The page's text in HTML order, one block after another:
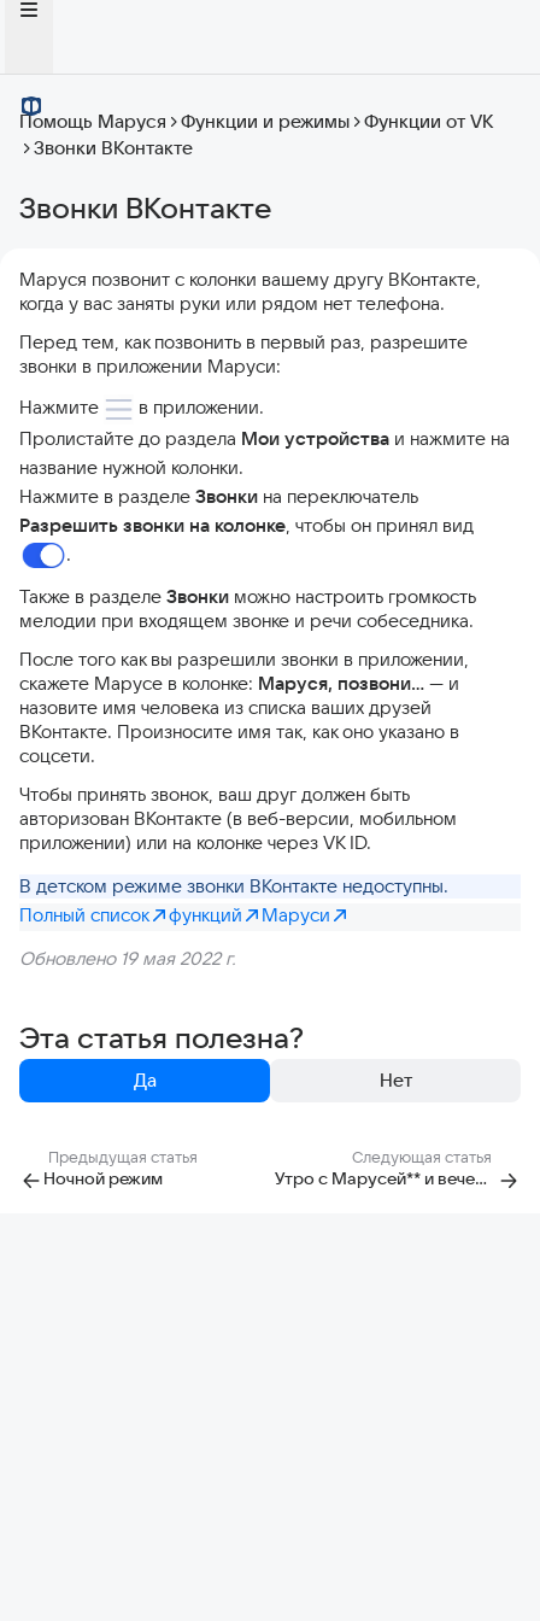
Помощь Маруся Функции и режимы
Функции от VK
Звонки ВКонтакте
Звонки ВКонтакте
Маруся позвонит с колонки вашему другу ВКонтакте,
когда у вас заняты руки или рядом нет телефона.
Перед тем, как позвонить в первый раз, разрешите
звонки в приложении Маруси:
Нажмите
в приложении.
Пролистайте до раздела Мои устройства и нажмите на
название нужной колонки.
Нажмите в разделе Звонки на переключатель
Разрешить звонки на колонке , чтобы он принял вид
.
Также в разделе Звонки можно настроить громкость
мелодии при входящем звонке и речи собеседника.
После того как вы разрешили звонки в приложении,
скажете Марусе в колонке: Маруся, позвони… — и
назовите имя человека из списка ваших друзей
ВКонтакте. Произносите имя так, как оно указано в
соцсети.
Чтобы принять звонок, ваш друг должен быть
авторизован ВКонтакте (в веб-версии, мобильном
приложении) или на колонке через VK ID.
В детском режиме звонки ВКонтакте недоступны.
Полный список
функций
Маруси
Обновлено 19 мая 2022 г.
Эта статья полезна?
Да Нет
Предыдущая статья
Ночной режим
Следующая статья
Утро с Марусей** и вечерний эфир